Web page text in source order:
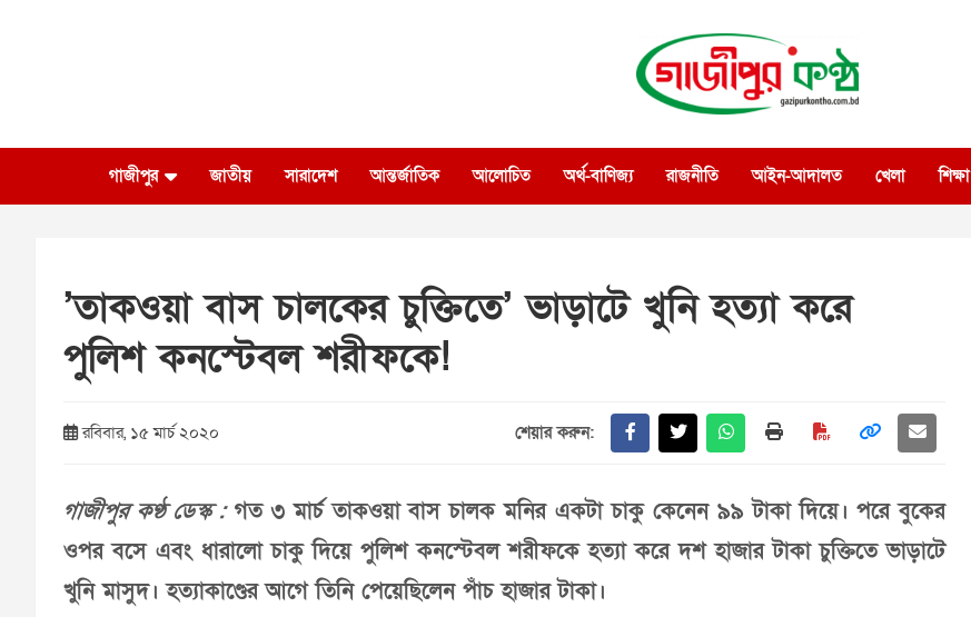
গাজীপুর কণ্ঠ
গাজীপুর জাতীয় সারাদেশ আন্তর্জাতিক আলোচিত অর্থ-বাণিজ্য রাজনীতি আইন-আদালত খেলা শিক্ষা
’তাকওয়া বাস চালকের চুক্তিতে’ ভাড়াটে খুনি হত্যা করে
পুলিশ কনস্টেবল শরীফকে!
রবিবার, ১৫ মার্চ ২০২০ শেয়ার করুন:
গাজীপুর কণ্ঠ ডেস্ক :গত ৩ মার্চ তাকওয়া বাস চালক মনির একটা চাকু কেনেন ৯৯ টাকা দিয়ে। পরে বুকের
ওপর বসে এবং ধারালো চাকু দিয়ে পুলিশ কনস্টেবল শরীফকে হত্যা করে দশ হাজার টাকা চুক্তিতে ভাড়াটে
খুনি মাসুদ। হত্যাকাণ্ডের আগে তিনি পেয়েছিলেন পাঁচ হাজার টাকা।